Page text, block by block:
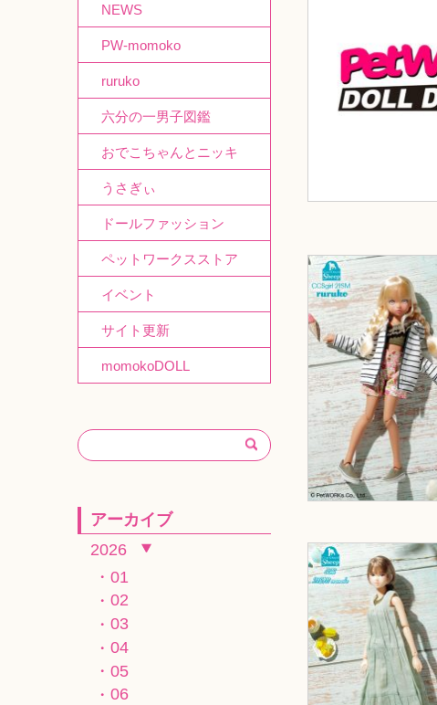
NEWS
PW-momoko
ruruko
六分の一男子図鑑
おでこちゃんとニッキ
うさぎぃ
ドールファッション
ペットワークスストア
イベント
サイト更新
momokoDOLL
アーカイブ
2026
01
02
03
04
05
06